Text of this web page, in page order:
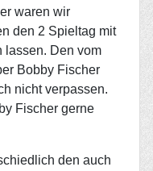
waren wir
den 2 Spieltag mit
lassen. Den vom
Bobby Fischer
nicht verpassen.
Fischer gerne
den auch